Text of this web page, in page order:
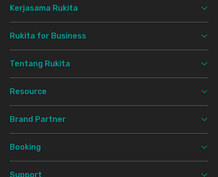
Kerjasama Rukita
Rukita for Business
Tentang Rukita
Resource
Brand Partner
Booking
Support